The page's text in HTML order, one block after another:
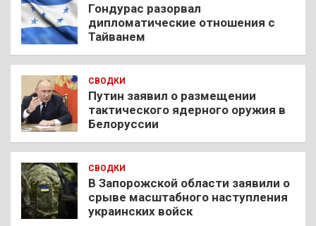
Гондурас разорвал
дипломатические отношения с
Тайванем
СВОДКИ
Путин заявил о размещении
тактического ядерного оружия в
Белоруссии
СВОДКИ
В Запорожской области заявили о
срыве масштабного наступления
украинских войск